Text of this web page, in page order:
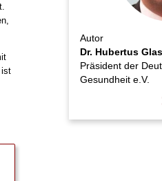
ist
Autor
Dr. Hubertus
Präsident der
Gesundheit e.V.